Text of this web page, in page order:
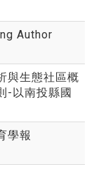
Author
與生態社區概
-以南投縣國
學報